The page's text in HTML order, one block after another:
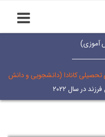
آموزی)
تحصیلی کانادا (دانشجویی و دانش
در سال ۲۰۲۲